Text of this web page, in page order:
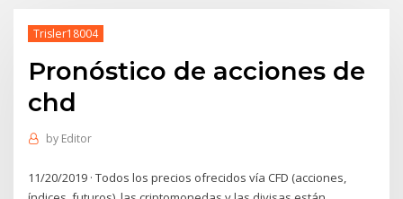
Trisler18004
Pronóstico de acciones de
chd
by Editor
11/20/2019 · Todos los precios ofrecidos vía CFD (acciones,